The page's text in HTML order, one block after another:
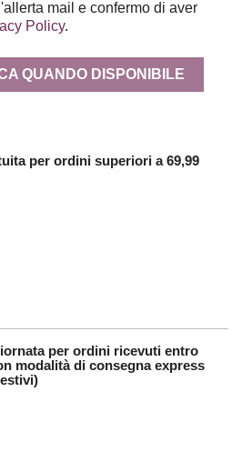
mail e confermo di aver
Policy.
QUANDO DISPONIBILE
per ordini superiori a 69,99
per ordini ricevuti entro
modalità di consegna express